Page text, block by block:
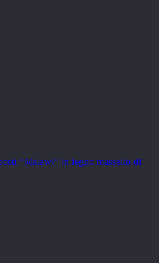
“Malawi” in legno massello di